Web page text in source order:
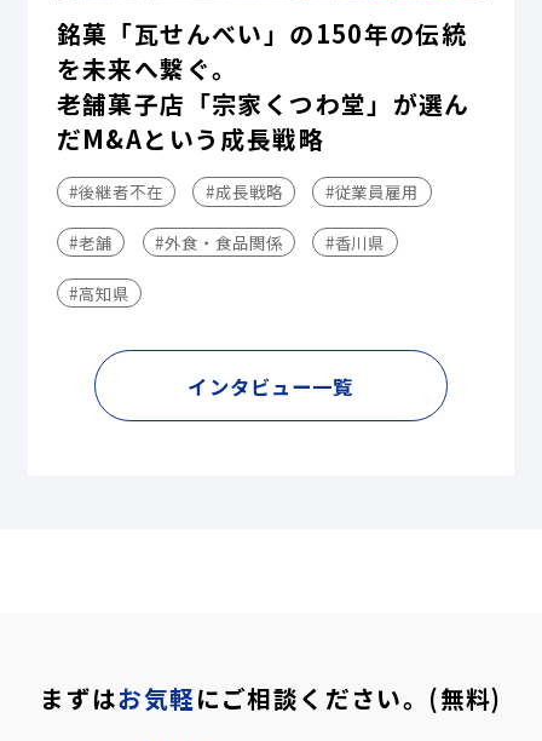
銘菓「瓦せんべい」の150年の伝統
を未来へ繋ぐ。
老舗菓子店「宗家くつわ堂」が選ん
だM&Aという成長戦略
#後継者不在 #成長戦略 #従業員雇用
#老舗 #外食・食品関係 #香川県
#高知県
インタビュー一覧
まずはお気軽にご相談ください。(無料)